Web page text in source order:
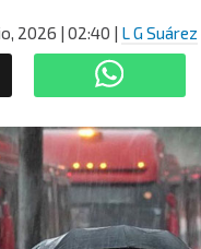
2026 | 02:40 | L G Suárez